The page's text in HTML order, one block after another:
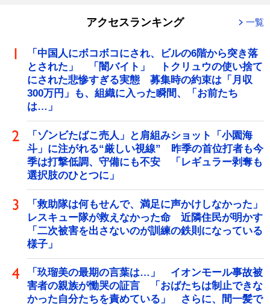
アクセスランキング 一覧
「中国人にボコボコにされ、ビルの6階から突き落
とされた」 「闇バイト」 トクリュウの使い捨て
にされた悲惨すぎる実態 募集時の約束は「月収
300万円」も、組織に入った瞬間、「お前たち
は…」
「ゾンビたばこ売人」と肩組みショット「小園海
斗」に注がれる“厳しい視線” 昨季の首位打者も今
季は打撃低調、守備にも不安 「レギュラー剥奪も
選択肢のひとつに」
「救助隊は何もせんで、満足に声かけしなかった」
レスキュー隊が救えなかった命 近隣住民が明かす
「二次被害を出さないのが訓練の鉄則になっている
様子」
「玖瑠美の最期の言葉は…」 イオンモール事故被
害者の親族が慟哭の証言 「おばたちは制止できな
かった自分たちを責めている」 さらに、間一髪で